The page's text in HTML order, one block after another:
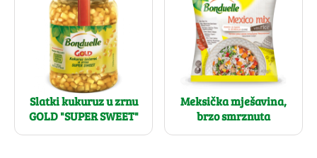
Slatki kukuruz u zrnu
GOLD "SUPER SWEET"
Meksička mješavina,
brzo smrznuta